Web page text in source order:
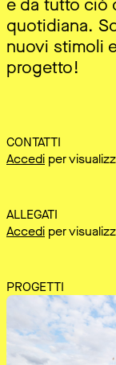
quotidiana.
nuovi stimoli
progetto!
CONTATTI
Accedi per
ALLEGATI
Accedi per
PROGETTI